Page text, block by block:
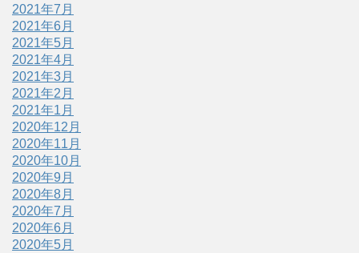
2021年7月
2021年6月
2021年5月
2021年4月
2021年3月
2021年2月
2021年1月
2020年12月
2020年11月
2020年10月
2020年9月
2020年8月
2020年7月
2020年6月
2020年5月